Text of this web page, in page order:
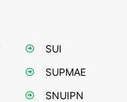
SUI
SUPMAE
SNUIPN